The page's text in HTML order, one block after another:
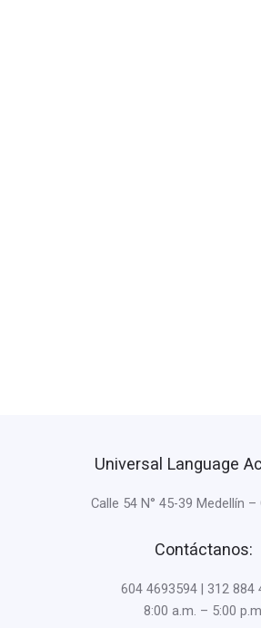
Universal Language
Calle 54 N° 45-39 Medellín
Contáctanos:
604 4693594 | 312 884
8:00 a.m. – 5:00